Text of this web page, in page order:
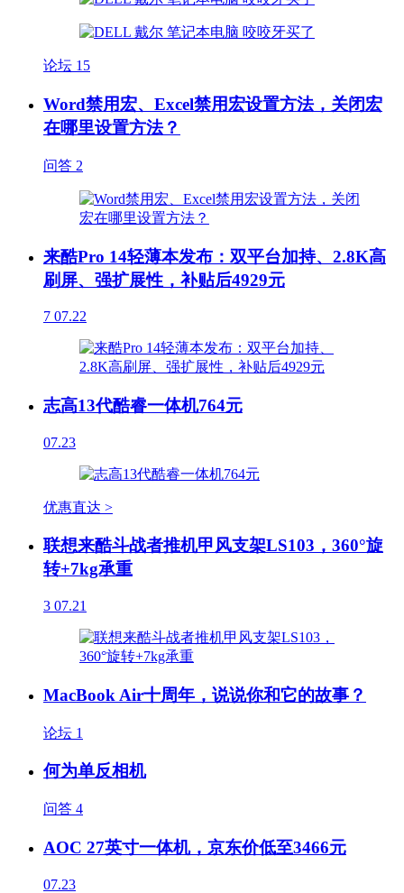
论坛 15
Word禁用宏、Excel禁用宏设置方法，关闭宏
在哪里设置方法？
问答 2
来酷Pro 14轻薄本发布：双平台加持、2.8K高
刷屏、强扩展性，补贴后4929元
7 07.22
志高13代酷睿一体机764元
07.23
优惠直达 >
联想来酷斗战者推机甲风支架LS103，360°旋
转+7kg承重
3 07.21
MacBook Air十周年，说说你和它的故事？
论坛 1
何为单反相机
问答 4
AOC 27英寸一体机，京东价低至3466元
07.23